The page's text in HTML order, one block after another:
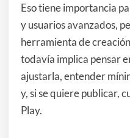
Eso tiene importancia
y usuarios avanzados,
herramienta de
todavía implica pensar
ajustarla, entender
y, si se quiere publicar,
Play.